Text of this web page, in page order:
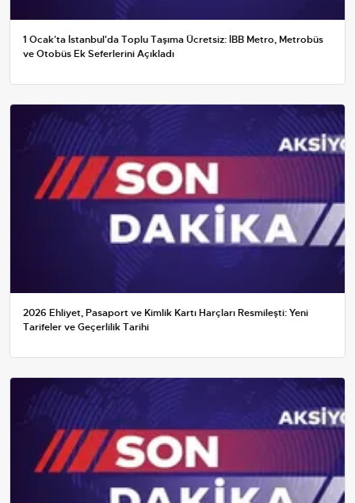
1 Ocak'ta İstanbul'da Toplu Taşıma Ücretsiz: İBB Metro, Metrobüs
ve Otobüs Ek Seferlerini Açıkladı
2026 Ehliyet, Pasaport ve Kimlik Kartı Harçları Resmileşti: Yeni
Tarifeler ve Geçerlilik Tarihi